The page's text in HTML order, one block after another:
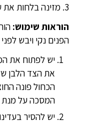
3. מזינה בלחות את עור הפנים.
הוראות שימוש:
הפנים נקי ויבש
יש לפתוח את
את הצד הלבן
הכחול פונה
המסכה על מנת
יש להסיר